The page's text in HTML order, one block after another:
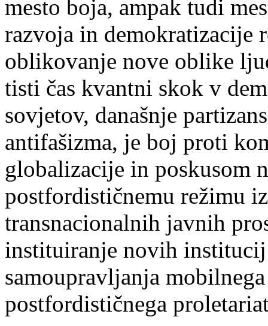
mesto boja, ampak tudi
razvoja in demokratizacije
oblikovanje nove oblike
tisti čas kvantni skok v
sovjetov, današnje
antifašizma, je boj proti
globalizacije in poskusom
postfordističnemu režimu
transnacionalnih javnih
instituiranje novih
samoupravljanja
postfordističnega